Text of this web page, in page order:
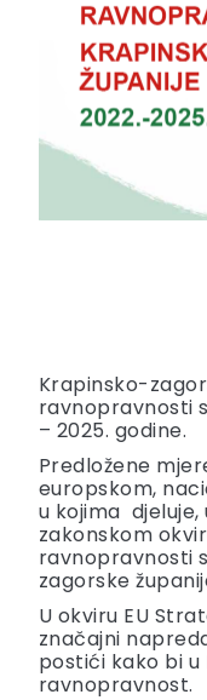
Krapinsko-
ravnopravnosti
– 2025. godine.
Predložene
europskom,
u kojima
zakonskom
ravnopravnosti
zagorske
U okviru EU
značajni
postići kako bi
ravnopravnost.